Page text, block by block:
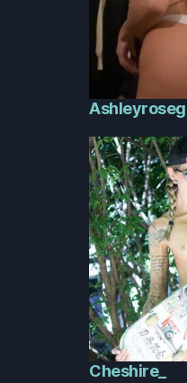
Cheshire_